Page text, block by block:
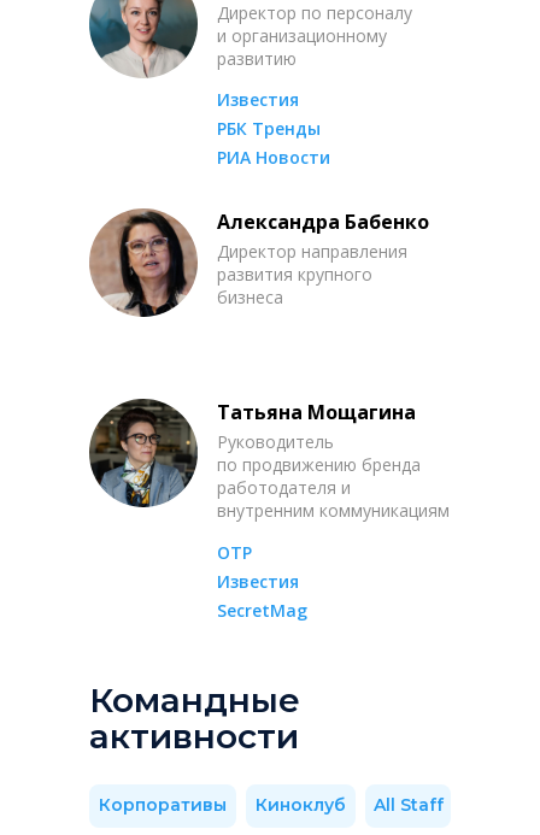
Директор по персоналу
и организационному
развитию
Известия
РБК Тренды
РИА Новости
Александра Бабенко
Директор направления
развития крупного
бизнеса
Татьяна Мощагина
Руководитель
по продвижению бренда
работодателя и
внутренним коммуникациям
ОТР
Известия
SecretMag
Командные
активности
Корпоративы Киноклуб All Staff